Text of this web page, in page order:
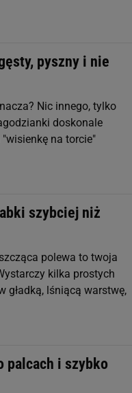
pyszny i nie
Nic innego, tylko
doskonale
na torcie"
szybciej niż
polewa to twoja
kilka prostych
gładką, lśniącą warstwę,
palcach i szybko